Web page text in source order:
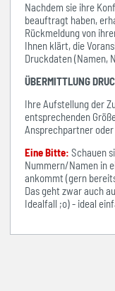
Nachdem sie ihre
beauftragt haben,
Rückmeldung von
Ihnen klärt, die
Druckdaten (Namen,
ÜBERMITTLUNG
Ihre Aufstellung der
entsprechenden
Ansprechpartner
Eine Bitte: Schauen
Nummern/Namen in
ankommt (gern
Das geht zwar auch
Idealfall ;o) - ideal